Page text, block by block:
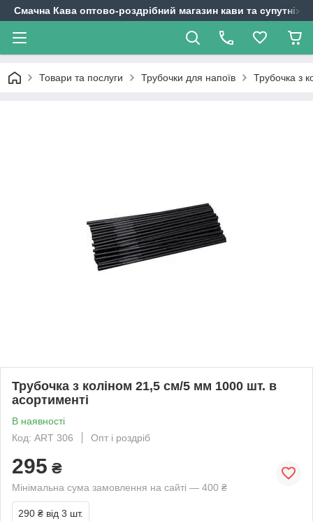
Смачна Кава оптово-роздрібний магазин кави та супутніх
Товари та послуги Трубочки для напоїв Трубочка з
Трубочка з коліном 21,5 см/5 мм 1000 шт. в
асортименті
В наявності
Код: ART 306
Опт і роздріб
295 ₴
Мінімальна сума замовлення на сайті — 400 ₴
290 ₴ від 3 шт.